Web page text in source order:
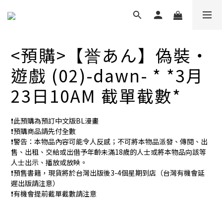
<預購>【誉あん】偽裝・
遊戲 (02)-dawn- * *3月
23日10AM 截單截數*
❗️此預購為預訂中文版BL漫畫
❗️預購商品請先付全數
❗️警告：本物品內容可能令人反感；不可將本物品派發、傳閱、出
售、出租、交給或出借予年齡未滿18歲的人士或將本物品向該等
人士出示、播放或放映。
❗️預售書籍，現貨將於台灣出版後3-4個星期到店（台灣有機會延
遲出版請注意）
❗️有機會提前截單截數請注意